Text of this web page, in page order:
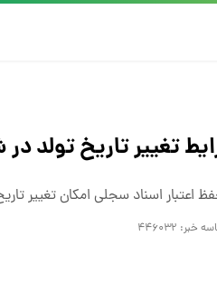
تغییر تاریخ تولد در
اعتبار اسناد سجلی امکان تغییر
خبر: ۴۴۶۰۳۲